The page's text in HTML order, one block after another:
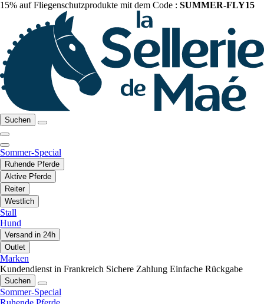
15% auf Fliegenschutzprodukte mit dem Code : SUMMER-FLY15
Suchen
Sommer-Special
Ruhende Pferde
Aktive Pferde
Reiter
Westlich
Stall
Hund
Versand in 24h
Outlet
Marken
Kundendienst in Frankreich Sichere Zahlung Einfache Rückgabe
Suchen
Sommer-Special